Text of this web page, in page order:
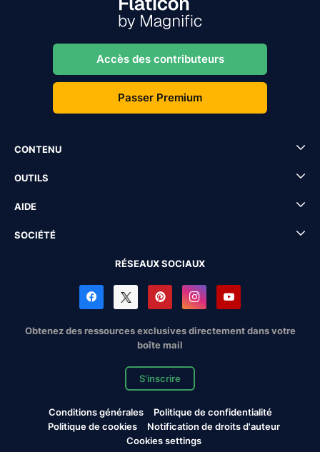
Accès des contributeurs
Passer Premium
CONTENU
OUTILS
AIDE
SOCIÉTÉ
RÉSEAUX SOCIAUX
Obtenez des ressources exclusives directement dans votre
boîte mail
S'inscrire
Conditions générales
Politique de confidentialité
Politique de cookies
Notification de droits d'auteur
Cookies settings